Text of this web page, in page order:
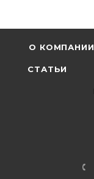
О КОМПАНИИ
СТАТЬИ